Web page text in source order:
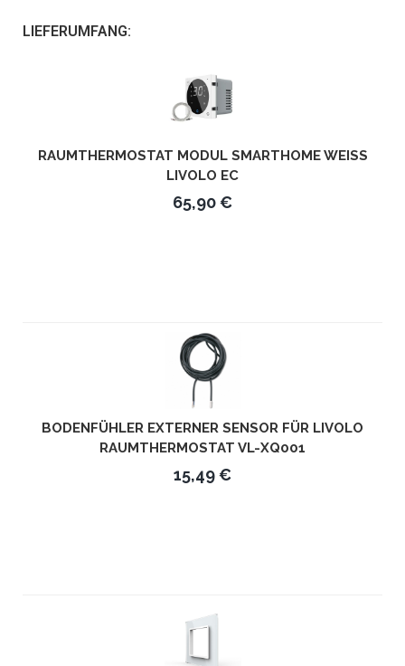
LIEFERUMFANG:
RAUMTHERMOSTAT MODUL SMARTHOME WEISS L
IVOLO EC
65,90 €
BODENFÜHLER EXTERNER SENSOR FÜR LIVOLO
RAUMTHERMOSTAT VL-XQ001
15,49 €